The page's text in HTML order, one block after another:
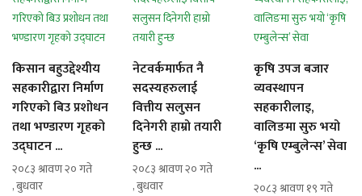
किसान बहुउद्देश्यीय
सहकारीद्वारा निर्माण
गरिएको बिउ प्रशोधन
तथा भण्डारण गृहको
उद्घाटन ...
२०८३ श्रावण २० गते
, बुधवार
नेटवर्कमार्फत नै
सदस्यहरुलाई
वित्तीय सलुसन
दिनेगरी हाम्रो तयारी
हुन्छ ...
२०८३ श्रावण २० गते
, बुधवार
कृषि उपज बजार
व्यवस्थापन
सहकारीलाइ,
वालिङमा सुरु भयो
‘कृषि एम्बुलेन्स’ सेवा
...
२०८३ श्रावण १९ गते